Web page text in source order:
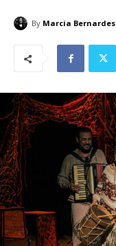
By Marcia Bernardes